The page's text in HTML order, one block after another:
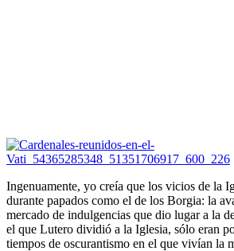
Ingenuamente, yo creía que los vicios de la
durante papados como el de los Borgia: la
mercado de indulgencias que dio lugar a la
el que Lutero dividió a la Iglesia, sólo eran
tiempos de oscurantismo en el que vivían la